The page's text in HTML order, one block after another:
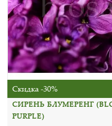
Скидка -30%
СИРЕНЬ БЛУМЕРЕНГ
PURPLE)